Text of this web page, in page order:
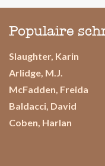
Populaire
Slaughter, Karin
Arlidge, M.J.
McFadden, Freida
Baldacci, David
Coben, Harlan